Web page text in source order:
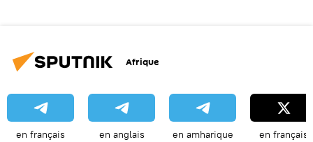
Afrique
en français en anglais en amharique en français